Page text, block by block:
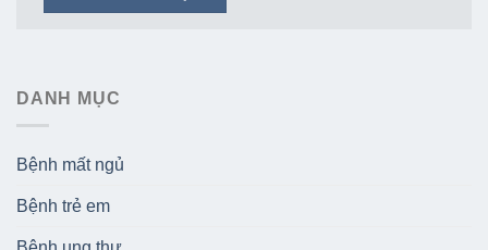
DANH MỤC
Bệnh mất ngủ
Bệnh trẻ em